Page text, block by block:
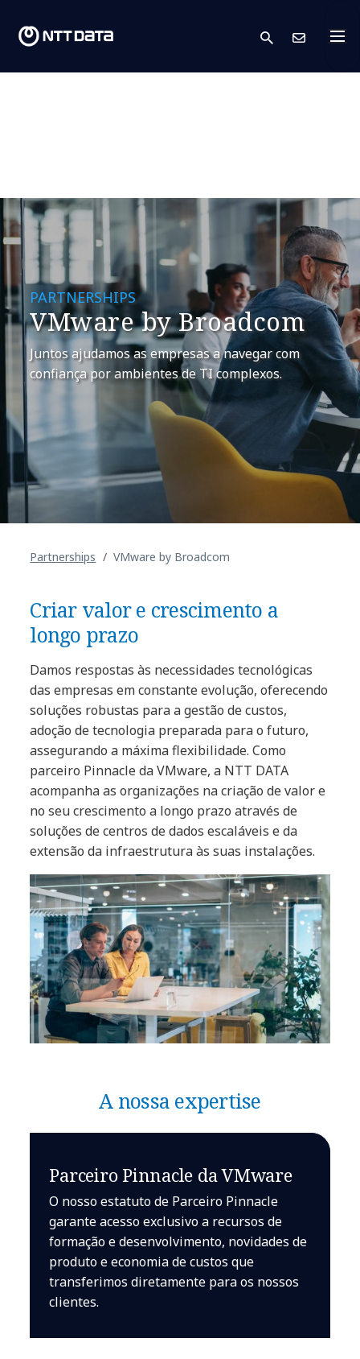
search
PARTNERSHIPS
VMware by Broadcom
Juntos ajudamos as empresas a navegar com
confiança por ambientes de TI complexos.
Partnerships VMware by Broadcom
Criar valor e crescimento a
longo prazo
Damos respostas às necessidades tecnológicas
das empresas em constante evolução, oferecendo
soluções robustas para a gestão de custos,
adoção de tecnologia preparada para o futuro,
assegurando a máxima flexibilidade. Como
parceiro Pinnacle da VMware, a NTT DATA
acompanha as organizações na criação de valor e
no seu crescimento a longo prazo através de
soluções de centros de dados escaláveis e da
extensão da infraestrutura às suas instalações.
A nossa expertise
Parceiro Pinnacle da VMware
O nosso estatuto de Parceiro Pinnacle
garante acesso exclusivo a recursos de
formação e desenvolvimento, novidades de
produto e economia de custos que
transferimos diretamente para os nossos
clientes.